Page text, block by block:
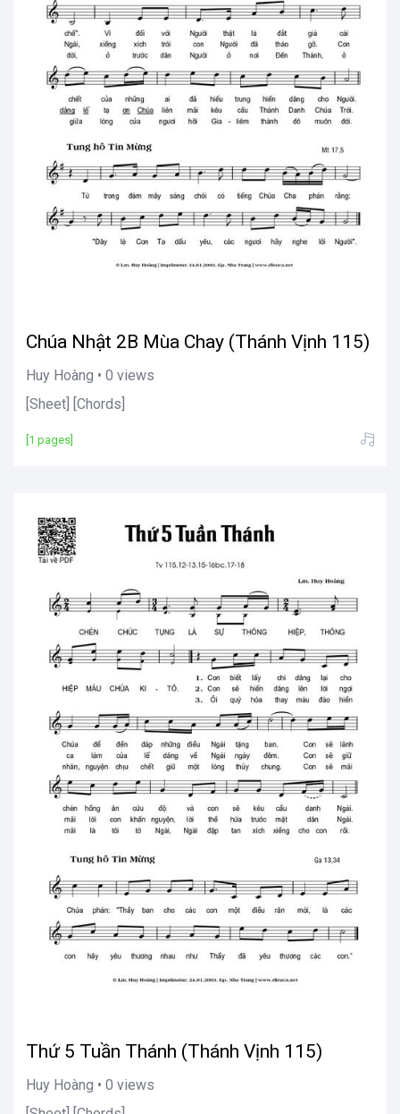
Chúa Nhật 2B Mùa Chay (Thánh Vịnh 115)
Huy Hoàng • 0 views
[Sheet] [Chords]
[1 pages]
Thứ 5 Tuần Thánh (Thánh Vịnh 115)
Huy Hoàng • 0 views